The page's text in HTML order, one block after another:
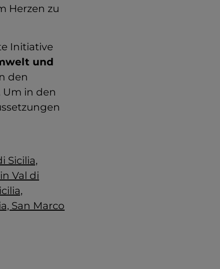
Herzen zu
Initiative
und
den
Um in den
Sicilia,
Val di
San Marco